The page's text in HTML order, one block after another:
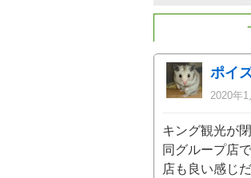
ポイ
2020年
キング観光が
同グループ店
店も良い感じ